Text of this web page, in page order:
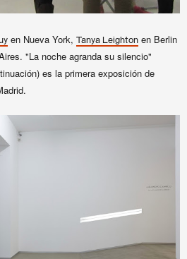
en Nueva York, Tanya Leighton en Berlin
"La noche agranda su silencio"
es la primera exposición de